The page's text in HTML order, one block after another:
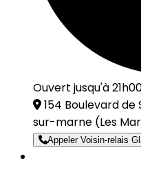
Ouvert jusqu'à
154 Boulevard
sur-marne (Les
Appeler Voisin-relais